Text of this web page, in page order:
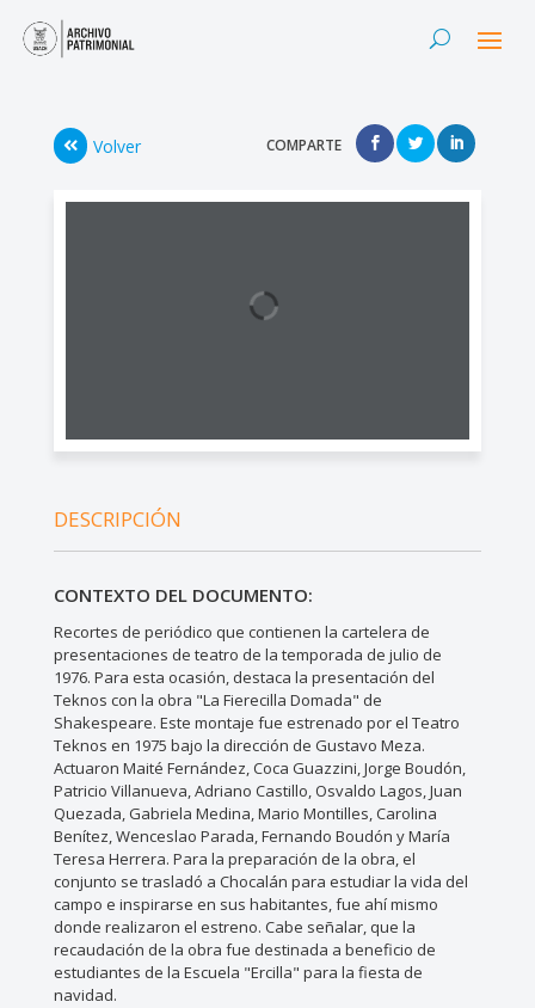
Volver COMPARTE
DESCRIPCIÓN
CONTEXTO DEL DOCUMENTO:
Recortes de periódico que contienen la cartelera de
presentaciones de teatro de la temporada de julio de
1976. Para esta ocasión, destaca la presentación del
Teknos con la obra "La Fierecilla Domada" de
Shakespeare. Este montaje fue estrenado por el Teatro
Teknos en 1975 bajo la dirección de Gustavo Meza.
Actuaron Maité Fernández, Coca Guazzini, Jorge Boudón,
Patricio Villanueva, Adriano Castillo, Osvaldo Lagos, Juan
Quezada, Gabriela Medina, Mario Montilles, Carolina
Benítez, Wenceslao Parada, Fernando Boudón y María
Teresa Herrera. Para la preparación de la obra, el
conjunto se trasladó a Chocalán para estudiar la vida del
campo e inspirarse en sus habitantes, fue ahí mismo
donde realizaron el estreno. Cabe señalar, que la
recaudación de la obra fue destinada a beneficio de
estudiantes de la Escuela "Ercilla" para la fiesta de
navidad.